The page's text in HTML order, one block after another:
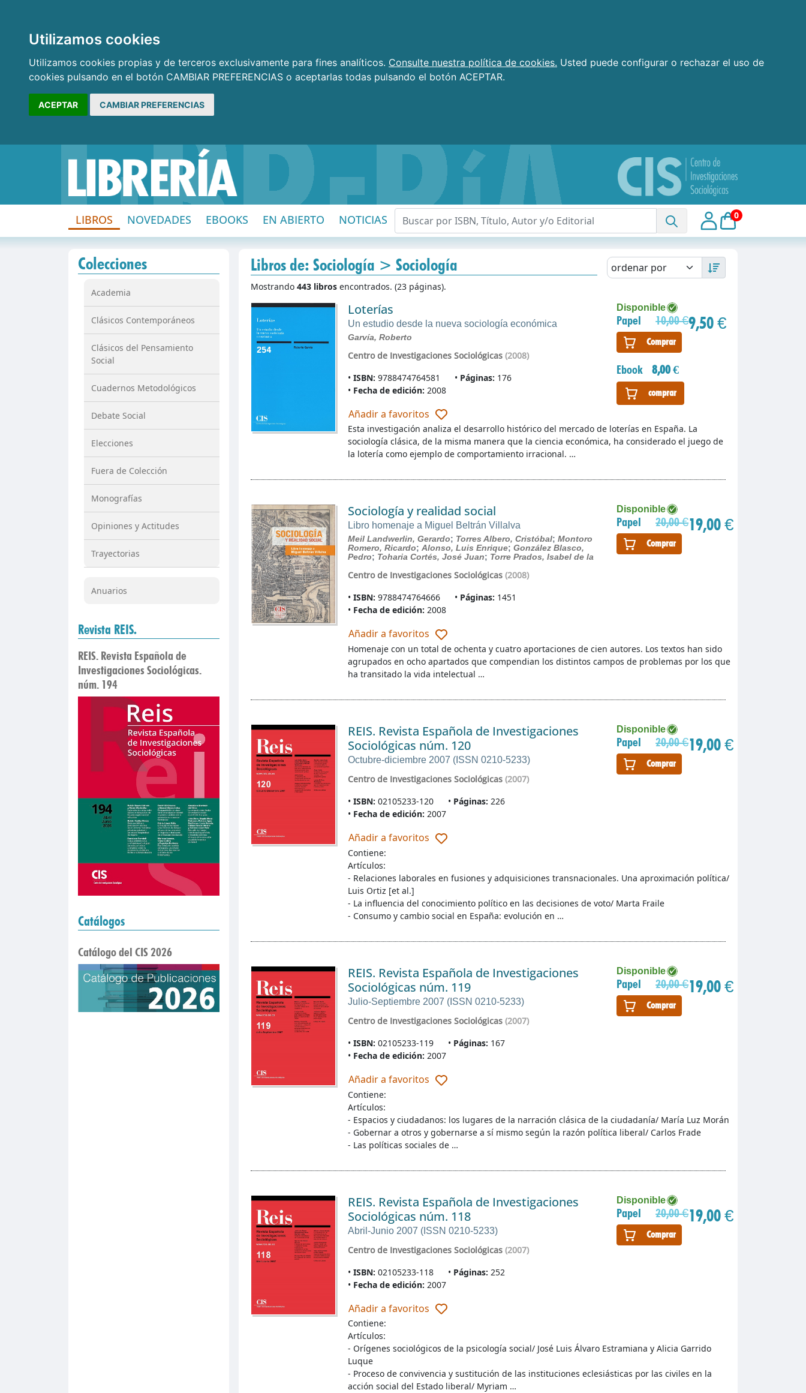
Utilizamos cookies
Utilizamos cookies propias y de terceros exclusivamente para fines analíticos. Consulte nuestra política de cookies. Usted puede configurar o rechazar el uso de
cookies pulsando en el botón CAMBIAR PREFERENCIAS o aceptarlas todas pulsando el botón ACEPTAR.
ACEPTAR CAMBIAR PREFERENCIAS
LIBROS NOVEDADES EBOOKS EN ABIERTO NOTICIAS 0
Colecciones
Academia
Clásicos Contemporáneos
Clásicos del Pensamiento
Social
Cuadernos Metodológicos
Debate Social
Elecciones
Fuera de Colección
Monografías
Opiniones y Actitudes
Trayectorias
Anuarios
Revista REIS.
REIS. Revista Española de
Investigaciones Sociológicas.
núm. 194
Catálogos
Catálogo del CIS 2026
Libros de: Sociología > Sociología
Mostrando 443 librosencontrados. (23 páginas).
Loterías
Un estudio desde la nueva sociología económica
Garvía, Roberto
Centro de Investigaciones Sociológicas (2008)
ISBN: 9788474764581 Páginas: 176
Fecha de edición: 2008
Añadir a favoritos
Disponible
Papel 10,00 €9,50 €
Comprar
Ebook 8,00 €
comprar
Esta investigación analiza el desarrollo histórico del mercado de loterías en España. La
sociología clásica, de la misma manera que la ciencia económica, ha considerado el juego de
la lotería como ejemplo de comportamiento irracional. …
Sociología y realidad social
Libro homenaje a Miguel Beltrán Villalva
Meil Landwerlin, Gerardo; Torres Albero, Cristóbal;Montoro
Romero, Ricardo;Alonso, Luis Enrique;González Blasco,
Pedro; Toharia Cortés, José Juan; Torre Prados, Isabel de la
Centro de Investigaciones Sociológicas (2008)
ISBN: 9788474764666 Páginas: 1451
Fecha de edición: 2008
Añadir a favoritos
Disponible
Papel 20,00 €19,00 €
Comprar
Homenaje con un total de ochenta y cuatro aportaciones de cien autores. Los textos han sido
agrupados en ocho apartados que compendian los distintos campos de problemas por los que
ha transitado la vida intelectual …
REIS. Revista Española de Investigaciones
Sociológicas núm. 120
Octubre-diciembre 2007 (ISSN 0210-5233)
Centro de Investigaciones Sociológicas (2007)
ISBN: 02105233-120 Páginas: 226
Fecha de edición: 2007
Añadir a favoritos
Disponible
Papel 20,00 €19,00 €
Comprar
Contiene:
Artículos:
- Relaciones laborales en fusiones y adquisiciones transnacionales. Una aproximación política/
Luis Ortiz [et al.]
- La influencia del conocimiento político en las decisiones de voto/ Marta Fraile
- Consumo y cambio social en España: evolución en …
REIS. Revista Española de Investigaciones
Sociológicas núm. 119
Julio-Septiembre 2007 (ISSN 0210-5233)
Centro de Investigaciones Sociológicas (2007)
ISBN: 02105233-119 Páginas: 167
Fecha de edición: 2007
Añadir a favoritos
Disponible
Papel 20,00 €19,00 €
Comprar
Contiene:
Artículos:
- Espacios y ciudadanos: los lugares de la narración clásica de la ciudadanía/ María Luz Morán
- Gobernar a otros y gobernarse a sí mismo según la razón política liberal/ Carlos Frade
- Las políticas sociales de …
REIS. Revista Española de Investigaciones
Sociológicas núm. 118
Abril-Junio 2007 (ISSN 0210-5233)
Centro de Investigaciones Sociológicas (2007)
ISBN: 02105233-118 Páginas: 252
Fecha de edición: 2007
Añadir a favoritos
Disponible
Papel 20,00 €19,00 €
Comprar
Contiene:
Artículos:
- Orígenes sociológicos de la psicología social/ José Luis Álvaro Estramiana y Alicia Garrido
Luque
- Proceso de convivencia y sustitución de las instituciones eclesiásticas por las civiles en la
acción social del Estado liberal/ Myriam …